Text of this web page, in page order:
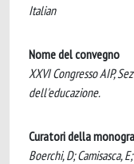
Italian
Nome del convegno
XXVI Congresso AIP,
dell'educazione.
Curatori della
Boerchi, D; Camisasca,